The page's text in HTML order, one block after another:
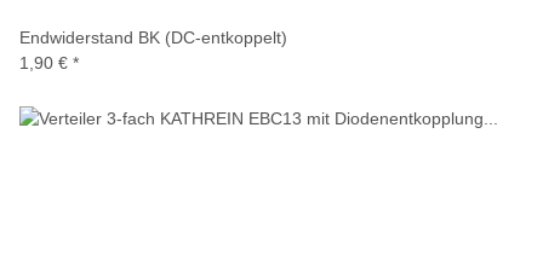
Endwiderstand BK (DC-entkoppelt)
1,90 € *